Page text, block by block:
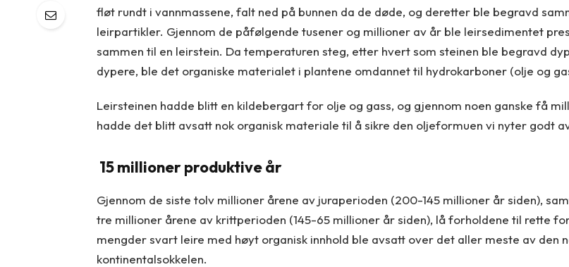
fløt rundt i vannmassene, falt ned på bunnen da de døde, og deretter ble begravd
leirpartikler. Gjennom de påfølgende tusener og millioner av år ble leirsedimentet
sammen til en leirstein. Da temperaturen steg, etter hvert som steinen ble begravd
dypere, ble det organiske materialet i plantene omdannet til hydrokarboner (olje og
Leirsteinen hadde blitt en kildebergart for olje og gass, og gjennom noen ganske få
hadde det blitt avsatt nok organisk materiale til å sikre den oljeformuen vi nyter godt
15 millioner produktive år
Gjennom de siste tolv millioner årene av juraperioden (200-145 millioner år siden),
tre millioner årene av krittperioden (145-65 millioner år siden), lå forholdene til rette
mengder svart leire med høyt organisk innhold ble avsatt over det aller meste av den
kontinentalsokkelen.